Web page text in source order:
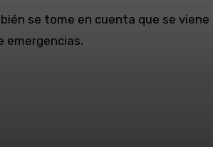
se tome en cuenta que se
emergencias.